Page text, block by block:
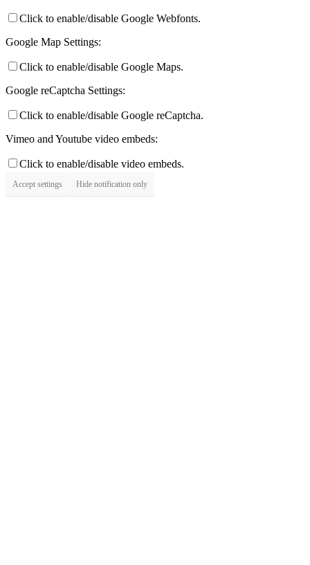
Click to enable/disable Google Webfonts.
Google Map Settings:
Click to enable/disable Google Maps.
Google reCaptcha Settings:
Click to enable/disable Google reCaptcha.
Vimeo and Youtube video embeds:
Click to enable/disable video embeds.
Accept settings Hide notification only